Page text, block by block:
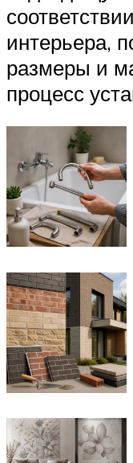
интерьера,
размеры и
процесс